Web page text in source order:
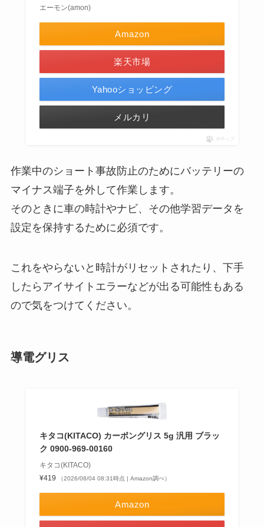
エーモン(amon)
Amazon
楽天市場
Yahooショッピング
メルカリ
ポチップ
作業中のショート事故防止のためにバッテリーの
マイナス端子を外して作業します。
そのときに車の時計やナビ、その他学習データを
設定を保持するために必須です。
これをやらないと時計がリセットされたり、下手
したらアイサイトエラーなどが出る可能性もある
ので気をつけてください。
導電グリス
キタコ(KITACO) カーボングリス 5g 汎用 ブラッ
ク 0900-969-00160
キタコ(KITACO)
¥419
（2026/08/04 08:31時点 | Amazon調べ）
Amazon